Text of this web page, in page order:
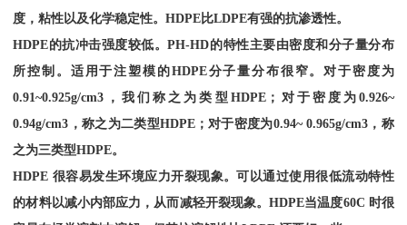
度，粘性以及化学稳定性。HDPE 比LDPE有强的抗渗透性。
HDPE的抗冲击强度较低。PH-HD的特性主要由密度和分子量分布
所控制。适用于注塑模的HDPE分子量分布很窄。对于密度为
0.91~0.925g/cm3 ，我们称之为类型 HDPE；对于密度为 0.926~
0.94g/cm3 ，称之为二类型HDPE；对于密度为0.94~ 0.965g/cm3 ，称
之为三类型HDPE。
HDPE 很容易发生环境应力开裂现象。可以通过使用很低流动特性
的材料以减小内部应力，从而减轻开裂现象。HDPE当温度60C 时很